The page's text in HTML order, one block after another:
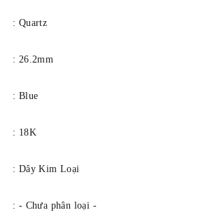
: Quartz
: 26.2mm
: Blue
: 18K
: Dây Kim Loại
: - Chưa phân loại -